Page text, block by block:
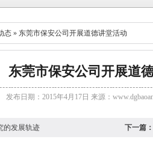
态 » 东莞市保安公司开展道德讲堂活动
东莞市保安公司开展道
发布日期：2015年4月17日 来源：
的发展轨迹 下一篇：